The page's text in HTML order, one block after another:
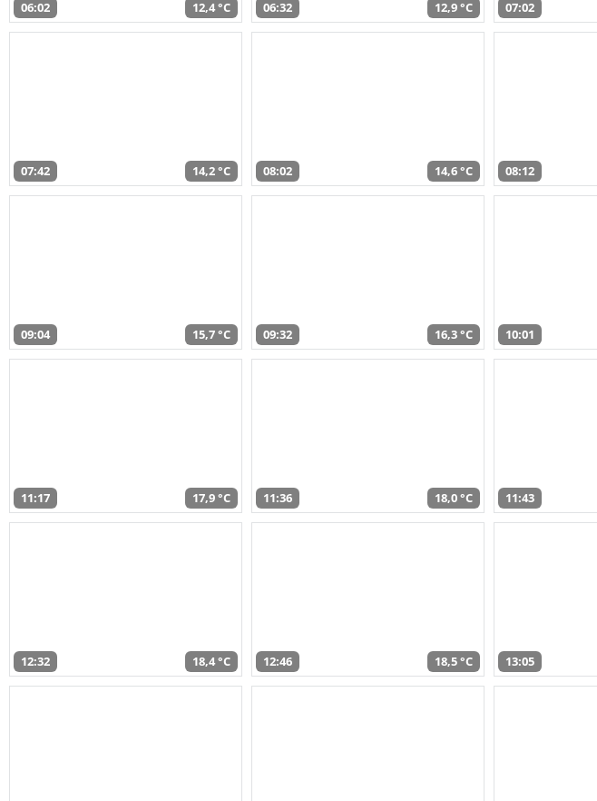
06:02 12,4 °C 06:32 12,9 °C 07:02
07:42 14,2 °C 08:02 14,6 °C 08:12
09:04 15,7 °C 09:32 16,3 °C 10:01
11:17 17,9 °C 11:36 18,0 °C 11:43
12:32 18,4 °C 12:46 18,5 °C 13:05